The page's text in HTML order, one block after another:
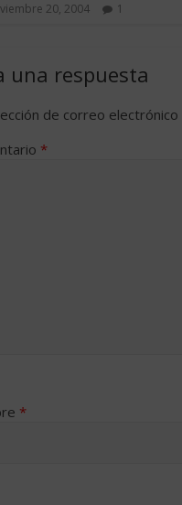
20, 2004 1
una respuesta
de correo electrónico
*
*